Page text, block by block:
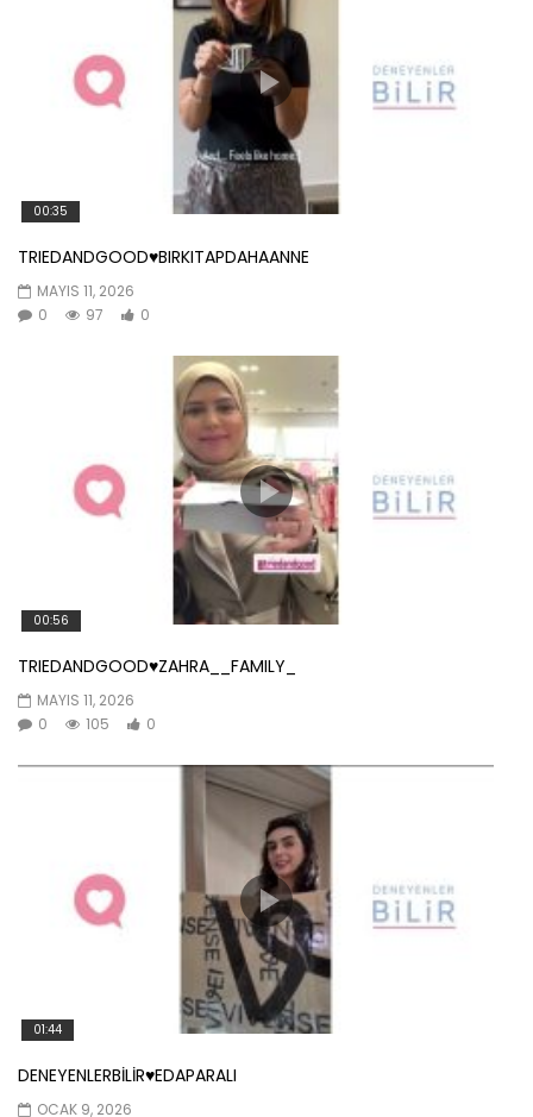
00:35
TRIEDANDGOOD♥️BIRKITAPDAHAANNE
MAYIS 11, 2026
0
97 0
00:56
TRIEDANDGOOD♥️ZAHRA__FAMILY_
MAYIS 11, 2026
0
105 0
01:44
DENEYENLERBİLİR♥️EDAPARALI
OCAK 9, 2026